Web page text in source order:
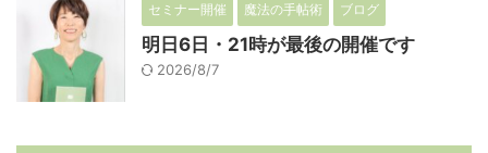
セミナー開催 魔法の手帖術 ブログ
明日6日・21時が最後の開催です
2026/8/7